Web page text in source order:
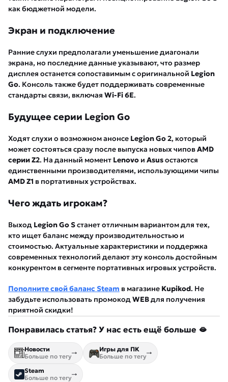
как бюджетной модели.
Экран и подключение
Ранние слухи предполагали уменьшение диагонали
экрана, но последние данные указывают, что размер
дисплея останется сопоставимым с оригинальной Legion
Go. Консоль также будет поддерживать современные
стандарты связи, включая Wi-Fi 6E.
Будущее серии Legion Go
Ходят слухи о возможном анонсе Legion Go 2, который
может состояться сразу после выпуска новых чиповAMD
серии Z2. На данный момент Lenovo и Asusостаются
единственными производителями, использующими чипы
AMD Z1 в портативных устройствах.
Чего ждать игрокам?
Выход Legion Go Sстанет отличным вариантом для тех,
кто ищет баланс между производительностью и
стоимостью. Актуальные характеристики и поддержка
современных технологий делают эту консоль достойным
конкурентом в сегменте портативных игровых устройств.
Пополните свой баланс Steam в магазине Kupikod. Не
забудьте использовать промокодWEBдля получения
приятной скидки!
Понравилась статья? У нас есть ещё больше 🫦
Новости
Больше по тегу
Игры для ПК
Больше по тегу
Steam
Больше по тегу